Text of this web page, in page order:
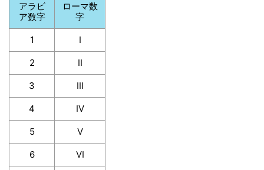
アラビ
ア数字
ローマ数
字
1 I
2 II
3 III
4 IV
5 V
6 VI